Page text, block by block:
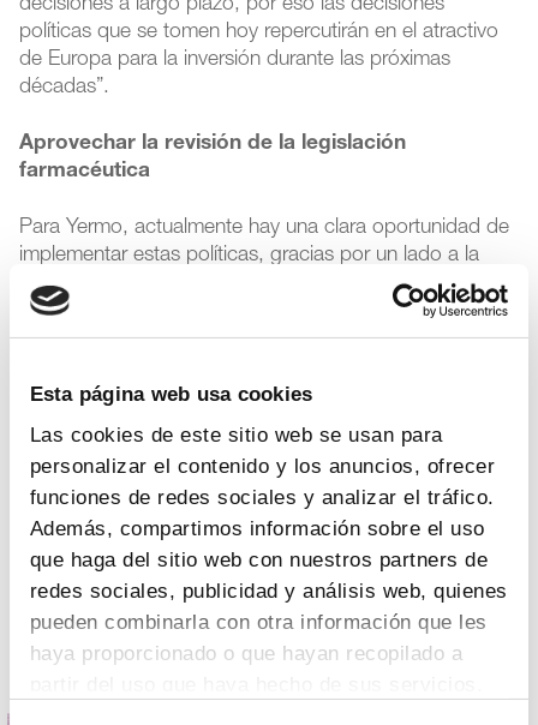
Esta página web usa cookies
Las cookies de este sitio web se usan para
personalizar el contenido y los anuncios, ofrecer
funciones de redes sociales y analizar el tráfico.
Además, compartimos información sobre el uso
que haga del sitio web con nuestros partners de
redes sociales, publicidad y análisis web, quienes
pueden combinarla con otra información que les
haya proporcionado o que hayan recopilado a
decisiones a largo plazo, por eso las decisiones
políticas que se tomen hoy repercutirán en el atractivo
de Europa para la inversión durante las próximas
décadas”.
Aprovechar la revisión de la legislación
farmacéutica
Para Yermo, actualmente hay una clara oportunidad de
implementar estas políticas, gracias por un lado a la
revisión de la legislación farmacéuticaque está
realizando la Comisión Europea y, por otro, a la
Presidencia española de la UE durante la que se
trabajo para desarrollar laAutonomía Estratégica
se verá cada vez más influenciada por la agilidad y
flexibilidad regulatorias y por un entorno que garantice
que los pacientes puedan beneficiarse de nuevas
terapias”, afirmó. Sin embargo, señaló Yermo, la
propuesta de revisión del paquete legislativo que ha
presentado la Comisión Europea contiene aspectos
positivos, pero incluye también medidas que
representan un serio riesgo para el modelo productivo
de I+D en el continente.